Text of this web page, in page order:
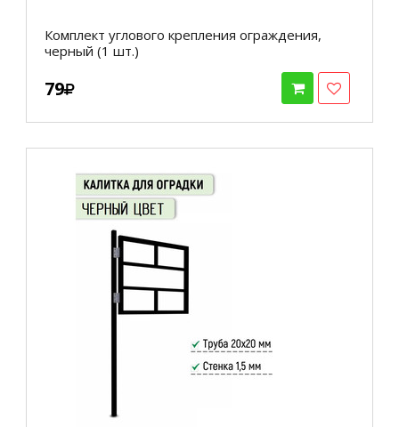
Комплект углового крепления ограждения,
черный (1 шт.)
79